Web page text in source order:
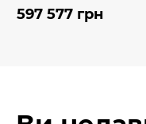
597 577 грн